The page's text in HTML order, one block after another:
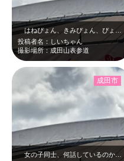
投稿者名：しいちゃん
撮影場所：成田山表参道
女の子同士、何話しているのかな？この二人、名前がにているのです☆はねぴょんに…
成田市